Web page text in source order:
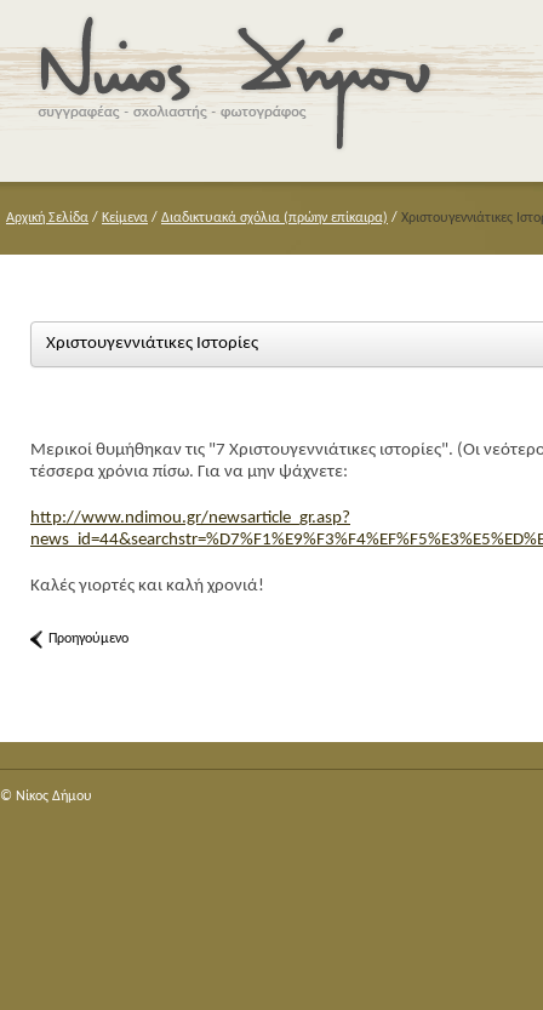
Αρχική Σελίδα / Κείμενα / Διαδικτυακά σχόλια (πρώην επίκαιρα) / Χριστουγεννιάτικες
Χριστουγεννιάτικες Ιστορίες
Μερικοί θυμήθηκαν τις "7 Χριστουγεννιάτικες ιστορίες". (Οι
τέσσερα χρόνια πίσω. Για να μην ψάχνετε:
http://www.ndimou.gr/newsarticle_gr.asp?
Καλές γιορτές και καλή χρονιά!
Προηγούμενο
© Nίκος Δήμου